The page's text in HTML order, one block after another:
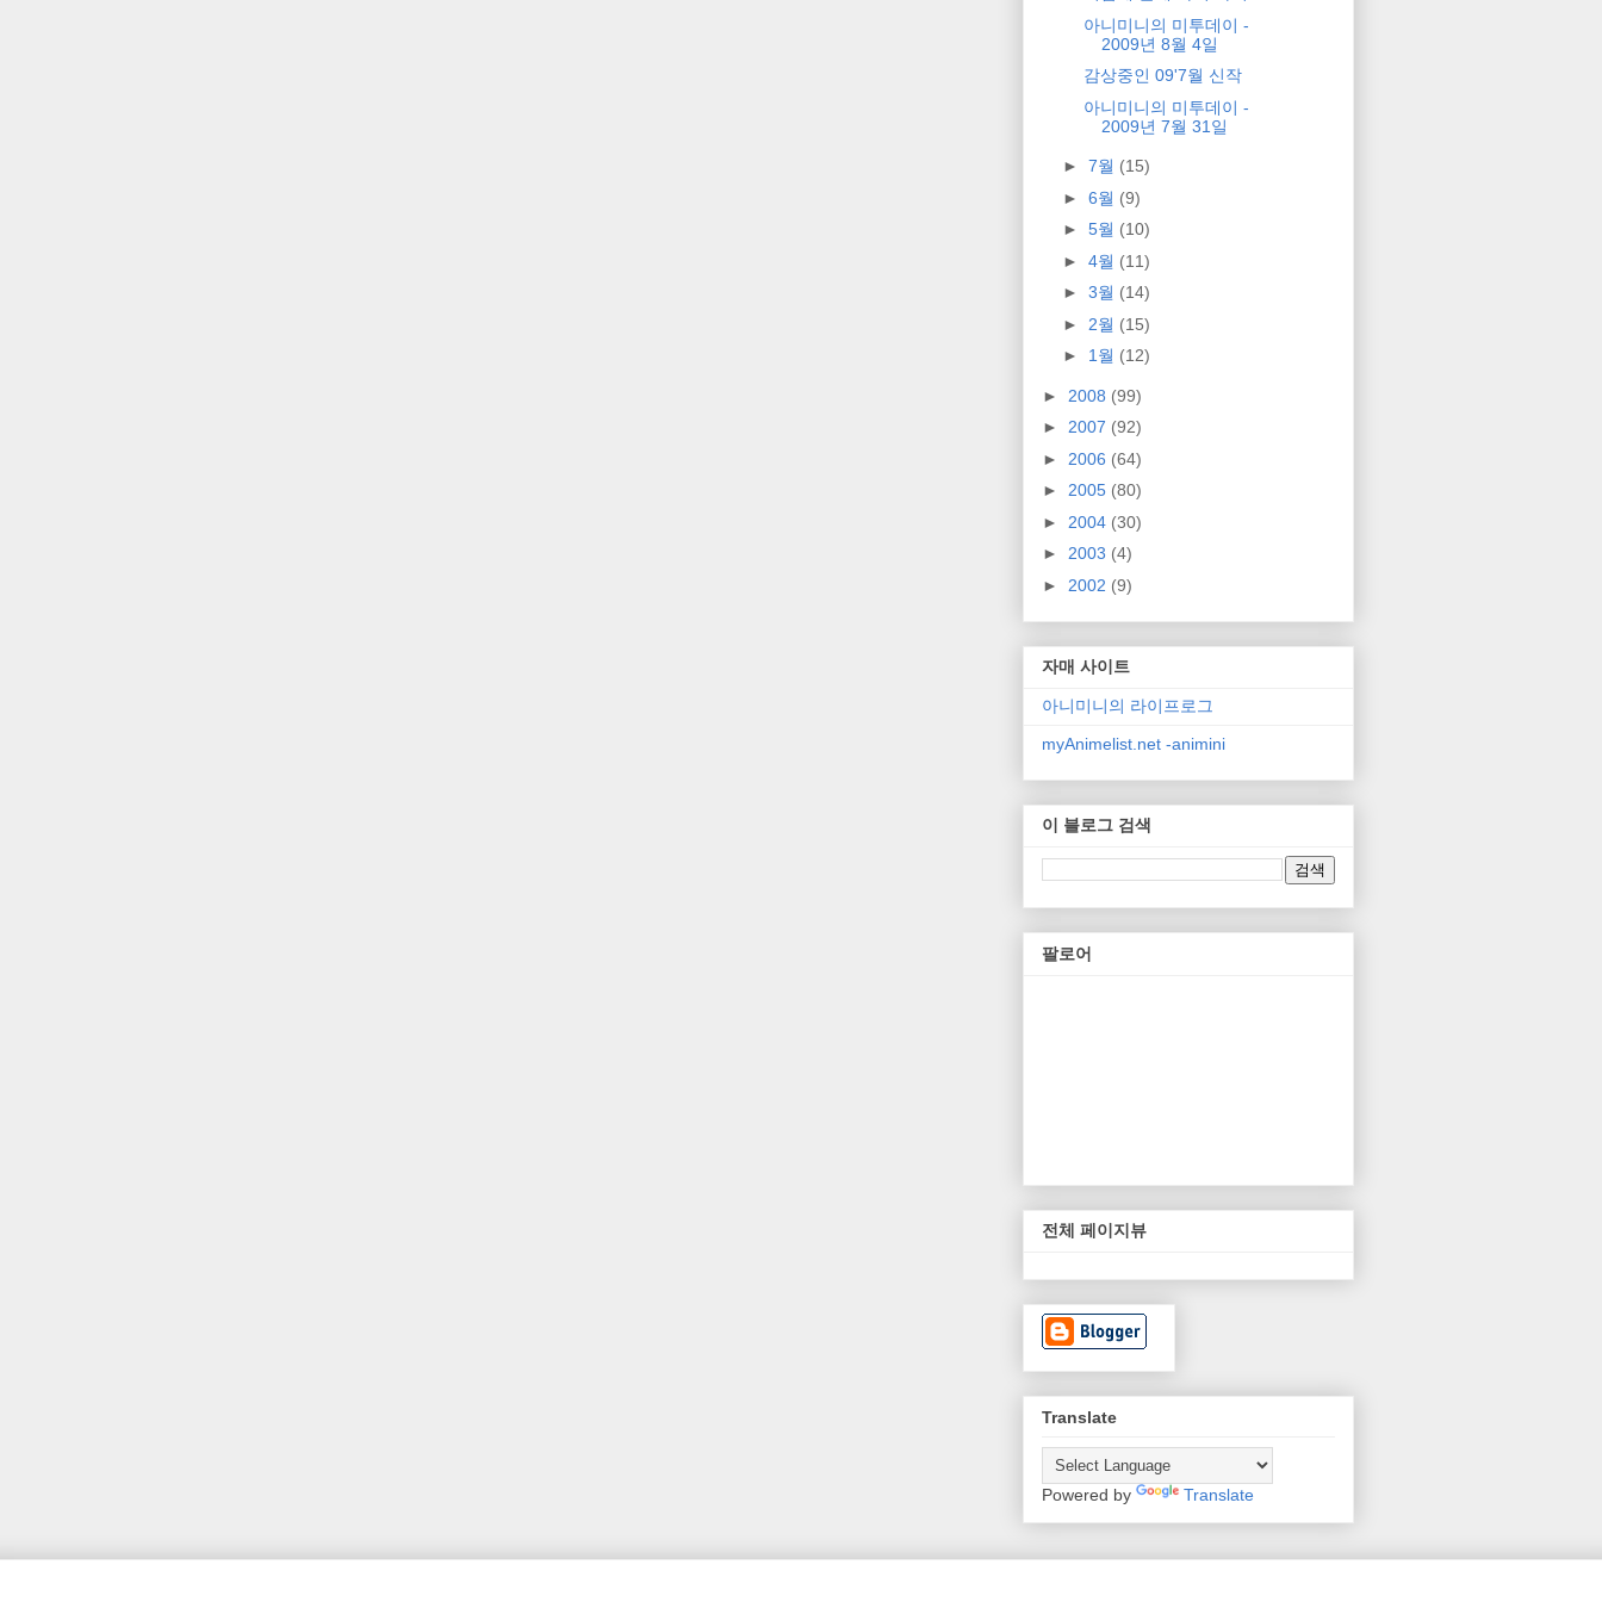
아니미니의 미투데이 -
2009년 8월 4일
감상중인 09'7월 신작
아니미니의 미투데이 -
2009년 7월 31일
► 7월 (15)
► 6월 (9)
► 5월 (10)
► 4월 (11)
► 3월 (14)
► 2월 (15)
► 1월 (12)
► 2008 (99)
► 2007 (92)
► 2006 (64)
► 2005 (80)
► 2004 (30)
► 2003 (4)
► 2002 (9)
자매 사이트
아니미니의 라이프로그
myAnimelist.net -animini
이 블로그 검색
팔로어
전체 페이지뷰
Translate
Powered by Translate